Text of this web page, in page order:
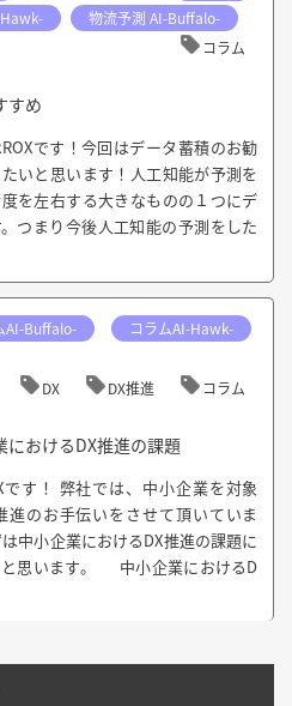
物流予測 AI-Buffalo-
コラム
すめ
です！今回はデータ蓄積のお勧
いと思います！人工知能が予測を
を左右する大きなものの１つにデ
つまり今後人工知能の予測をした
AI-Buffalo-
コラムAI-Hawk-
DX
DX推進 コラム
におけるDX推進の課題
です！ 弊社では、中小企業を対象
進のお手伝いをさせて頂いていま
中小企業におけるDX推進の課題に
と思います。 中小企業におけるD